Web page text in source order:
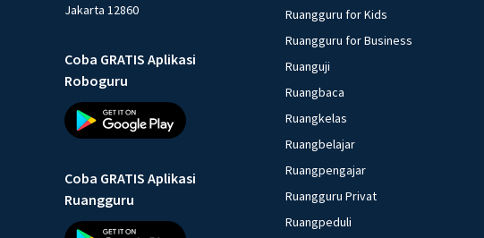
Jakarta 12860
Coba GRATIS Aplikasi
Roboguru
Coba GRATIS Aplikasi
Ruangguru
Ruangguru for Kids
Ruangguru for Business
Ruanguji
Ruangbaca
Ruangkelas
Ruangbelajar
Ruangpengajar
Ruangguru Privat
Ruangpeduli